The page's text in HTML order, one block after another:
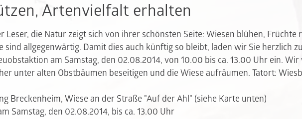
Artenvielfalt erhalten
Leser, die Natur zeigt sich von ihrer schönsten Seite: Wiesen blühen, Früchte
sind allgegenwärtig. Damit dies auch künftig so bleibt, laden wir Sie herzlich zu
am Samstag, den 02.08.2014, von 10.00 bis ca. 13.00 Uhr ein. Wir
unter alten Obstbäumen beseitigen und die Wiese aufräumen. Tatort:
Breckenheim, Wiese an der Straße "Auf der Ahl" (siehe Karte unten)
Samstag, den 02.08.2014, bis ca. 13.00 Uhr